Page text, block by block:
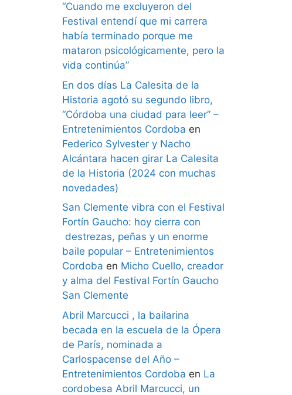
“Cuando me excluyeron del
Festival entendí que mi carrera
había terminado porque me
mataron psicológicamente, pero la
vida continúa”
En dos días La Calesita de la
Historia agotó su segundo libro,
“Córdoba una ciudad para leer” –
Entretenimientos Cordoba en
Federico Sylvester y Nacho
Alcántara hacen girar La Calesita
de la Historia (2024 con muchas
novedades)
San Clemente vibra con el Festival
Fortín Gaucho: hoy cierra con
destrezas, peñas y un enorme
baile popular – Entretenimientos
Cordoba en Micho Cuello, creador
y alma del Festival Fortín Gaucho
San Clemente
Abril Marcucci , la bailarina
becada en la escuela de la Ópera
de París, nominada a
Carlospacense del Año –
Entretenimientos Cordoba en La
cordobesa Abril Marcucci, un